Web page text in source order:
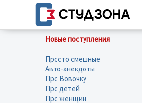
Новые поступления
Просто смешные
Авто-анекдоты
Про Вовочку
Про детей
Про женщин